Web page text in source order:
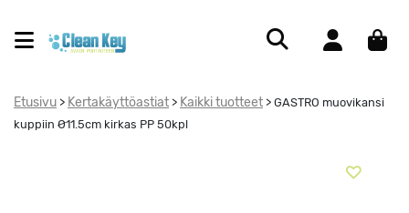
Etusivu > Kertakäyttöastiat > Kaikki tuotteet > GASTRO muovikansi
kuppiin Ø11.5cm kirkas PP 50kpl